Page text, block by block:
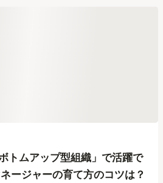
トムアップ型組織」で活躍で
ージャーの育て方のコツは？